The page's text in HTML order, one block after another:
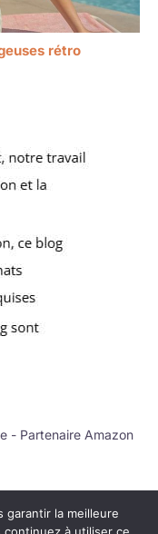
rétro
- Partenaire Amazon
garantir la meilleure